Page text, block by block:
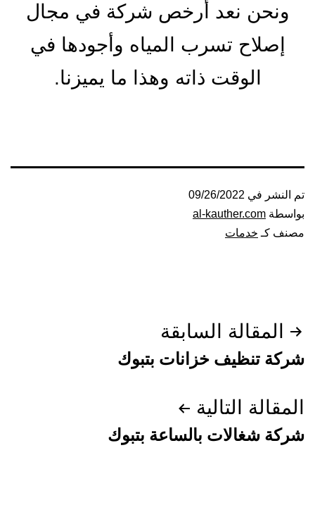
ونحن نعد أرخص شركة في مجال
إصلاح تسرب المياه وأجودها في
الوقت ذاته وهذا ما يميزنا.
تم النشر في 09/26/2022
بواسطة al-kauther.com
مصنف كـ خدمات
تصفّح
المقالات
المقالة السابقة
شركة تنظيف خزانات بتبوك
المقالة التالية
شركة شغالات بالساعة بتبوك